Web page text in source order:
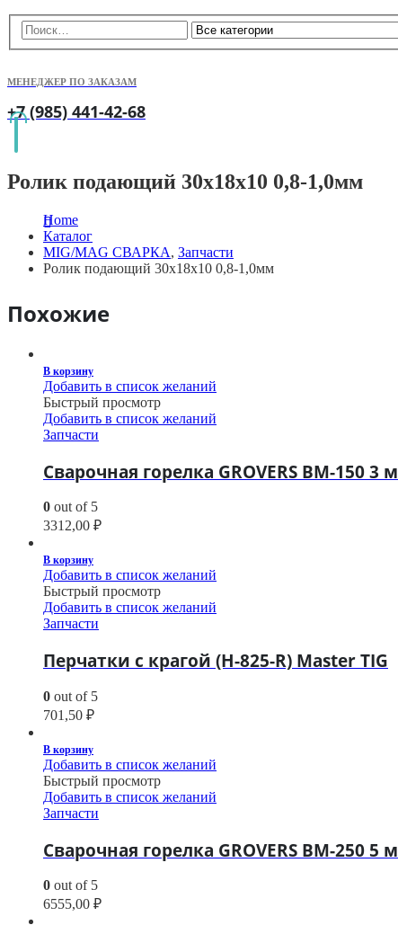
МЕНЕДЖЕР ПО ЗАКАЗАМ
+7 (985) 441-42-68
Ролик подающий 30х18х10 0,8-1,0мм
Home
Каталог
MIG/MAG СВАРКА, Запчасти
Ролик подающий 30х18х10 0,8-1,0мм
Похожие
В корзину
Добавить в список желаний
Быстрый просмотр
Добавить в список желаний
Запчасти
Сварочная горелка GROVERS BM-150 3 м
0 out of 5
3312,00 ₽
В корзину
Добавить в список желаний
Быстрый просмотр
Добавить в список желаний
Запчасти
Перчатки с крагой (H-825-R) Master TIG
0 out of 5
701,50 ₽
В корзину
Добавить в список желаний
Быстрый просмотр
Добавить в список желаний
Запчасти
Сварочная горелка GROVERS BM-250 5 м
0 out of 5
6555,00 ₽